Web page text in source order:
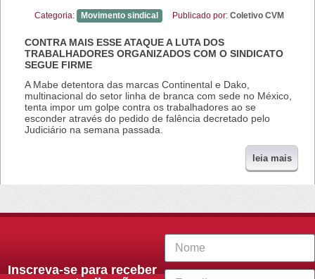
Categoria: Movimento sindical Publicado por: Coletivo CVM
CONTRA MAIS ESSE ATAQUE A LUTA DOS
TRABALHADORES ORGANIZADOS COM O SINDICATO
SEGUE FIRME
A Mabe detentora das marcas Continental e Dako,
multinacional do setor linha de branca com sede no México,
tenta impor um golpe contra os trabalhadores ao se
esconder através do pedido de falência decretado pelo
Judiciário na semana passada.
leia mais
Inscreva-se para receber